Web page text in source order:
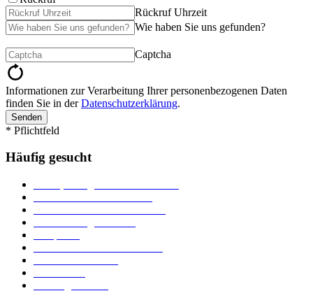
Rückruf Uhrzeit
Wie haben Sie uns gefunden?
Captcha
Informationen zur Verarbeitung Ihrer personenbezogenen Daten
finden Sie in derDatenschutzerklärung.
Senden
* Pflichtfeld
Häufig gesucht